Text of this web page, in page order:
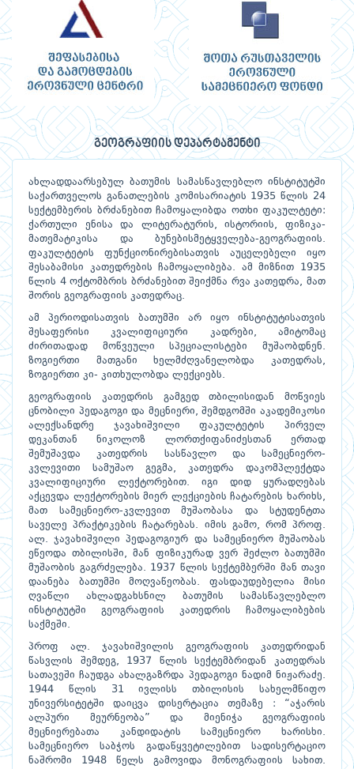
გეოგრაფიის დეპარტამენტი
ახლადდაარსებულ ბათუმის სამასწავლებლო ინსტიტუტში
საქართველოს განათლების კომისარიატის 1935 წლის 24
სექტემბერის ბრძანებით ჩამოყალიბდა ოთხი ფაკულტეტი:
ქართული ენისა და ლიტერატურის, ისტორიის, ფიზიკა-
მათემატიკისა და ბუნებისმეტყველება-გეოგრაფიის.
ფაკულტეტის ფუნქციონირებისათვის აუცელებელი იყო
შესაბამისი კათედრების ჩამოყალიბება. ამ მიზნით 1935
წლის 4 ოქტომბრის ბრძანებით შეიქმნა რვა კათედრა, მათ
შორის გეოგრაფიის კათედრაც.
ამ პერიოდისათვის ბათუმში არ იყო ინსტიტუტისათვის
შესაფერისი კვალიფიციური კადრები, ამიტომაც
ძირითადად მოწვეული სპეციალისტები მუშაობდნენ.
ზოგიერთი მათგანი ხელმძღვანელობდა კათედრას,
ზოგიერთი კი- კითხულობდა ლექციებს.
გეოგრაფიის კათედრის გამგედ თბილისიდან მოწვიეს
ცნობილი პედაგოგი და მეცნიერი, შემდგომში აკადემიკოსი
ალექსანდრე ჯავახიშვილი ფაკულტეტის პირველ
დეკანთან ნიკოლოზ ლორთქიფანიძესთან ერთად
შემუშავდა კათედრის სასწავლო და სამეცნიერო-
კვლევითი სამუშაო გეგმა, კათედრა დაკომპლექტდა
კვალიფიციური ლექტორებით. იგი დიდ ყურადღებას
აქცევდა ლექტორების მიერ ლექციების ჩატარების ხარიხს,
მათ სამეცნიერო-კვლევით მუშაობასა და სტუდენტთა
საველე პრაქტიკების ჩატარებას. იმის გამო, რომ პროფ.
ალ. ჯავახიშვილი პედაგოგიურ და სამეცნიერო მუშაობას
ეწეოდა თბილისში, მან ფიზიკურად ვერ შეძლო ბათუმში
მუშაობის გაგრძელება. 1937 წლის სექტემბერში მან თავი
დაანება ბათუმში მოღვაწეობას. ფასდაუდებელია მისი
ღვაწლი ახლადგახსნილ ბათუმის სამასწავლებლო
ინსტიტუტში გეოგრაფიის კათედრის ჩამოყალიბების
საქმეში.
პროფ ალ. ჯავახიშვილის გეოგრაფიის კათედრიდან
წასვლის შემდეგ, 1937 წლის სექტემბრიდან კათედრას
სათავეში ჩაუდგა ახალგაზრდა პედაგოგი ნადიმ ნიჟარაძე.
1944 წლის 31 ივლისს თბილისის სახელმწიფო
უნივერსიტეტში დაიცვა დისერტაცია თემაზე : “აჭარის
ალპური მეურნეობა” და მიენიჭა გეოგრაფიის
მეცნიერებათა კანდიდატის სამეცნიერო ხარისხი.
სამეცნიერო საბჭოს გადაწყვეტილებით სადისერტაციო
ნაშრომი 1948 წელს გამოვიდა მონოგრაფიის სახით.